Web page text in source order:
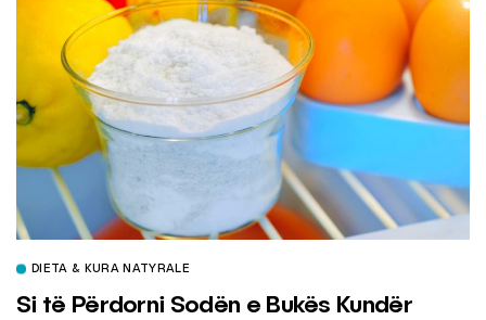
DIETA & KURA NATYRALE
Si të Përdorni Sodën e Bukës Kundër